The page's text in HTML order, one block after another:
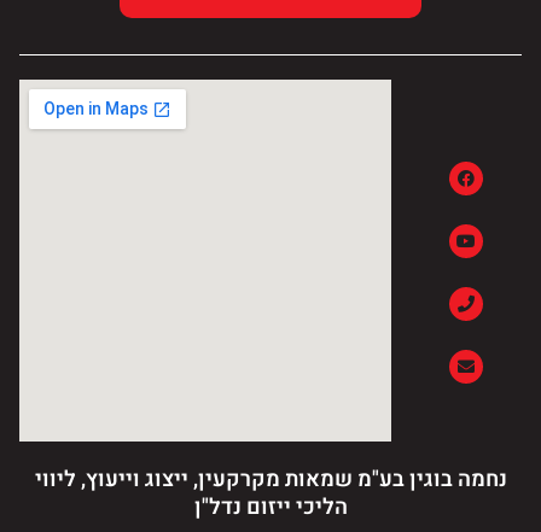
נחמה בוגין בע"מ שמאות מקרקעין, ייצוג וייעוץ, ליווי
הליכי ייזום נדל"ן